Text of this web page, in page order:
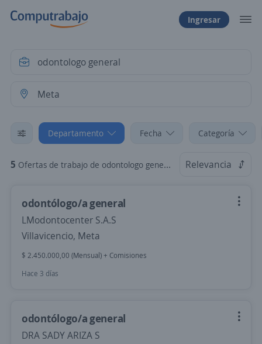
Ingresar
Departamento Fecha Categoría
5 Ofertas de trabajo de odontologo general en Meta Relevancia
odontólogo/a general
LModontocenter S.A.S
Villavicencio, Meta
$ 2.450.000,00 (Mensual) + Comisiones
Hace 3 días
odontólogo/a general
DRA SADY ARIZA S